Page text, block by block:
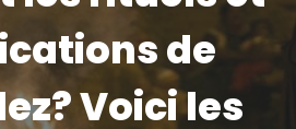
de
Voici les